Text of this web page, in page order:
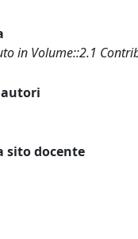
in Volume::2.1
sito docente